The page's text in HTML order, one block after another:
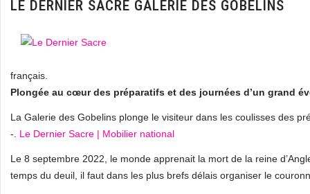
LE DERNIER SACRE GALERIE DES GOBELINS
français.
Plongée au cœur des préparatifs et des journées d’un grand
La Galerie des Gobelins plonge le visiteur dans les coulisses des
-. Le Dernier Sacre | Mobilier national
Le 8 septembre 2022, le monde apprenait la mort de la reine
temps du deuil, il faut dans les plus brefs délais organiser le